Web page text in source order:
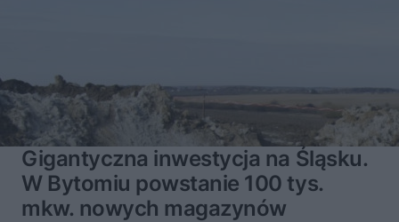
Gigantyczna inwestycja na Śląsku.
W Bytomiu powstanie 100 tys.
mkw. nowych magazynów